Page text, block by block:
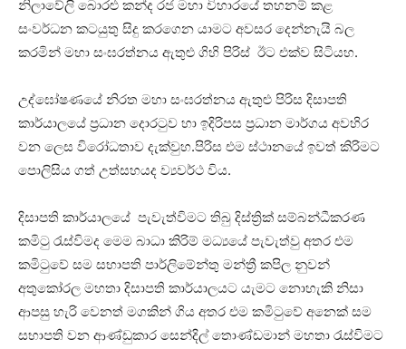
නිලාවේලි බොරළු කන්ද රජ මහා විහාරයේ තහනම් කළ
සංවර්ධන කටයුතු සිදු කරගෙන යාමට අවසර දෙන්නැයි බල
කරමින් මහා සංඝරත්නය ඇතුළු ගිහි පිරිස් ඊට එක්ව සිටියහ.
උද්ඝෝෂණයේ නිරත මහා සංඝරත්නය ඇතුළු පිරිස දිසාපති
කාර්යාලයේ ප්‍රධාන දොරටුව හා ඉදිරිපස ප්‍රධාන මාර්ගය අවහිර
වන ලෙස විරෝධතාව දැක්වුහ.පිරිස එම ස්ථානයේ ඉවත් කිරිමට
පොලිසිය ගත් උත්සහයද ව්‍යවර්ථ විය.
දිසාපති කාර්යාලයේ පැවැත්විමට තිබු දිස්ත්‍රික් සම්බන්ධීකරණ
කමිටු රැස්විමද මෙම බාධා කිරිම් මධ්‍යයේ පැවැත්වු අතර එම
කමිටුවේ සම සභාපති පාර්ලිමේන්තු මන්ත්‍රී කපිල නුවන්
අතුකෝරල මහතා දිසාපති කාර්යාලයට යැමට නොහැකි නිසා
ආපසු හැරි වෙනත් මගකින් ගිය අතර එම කමිටුවේ අනෙක් සම
සභාපති වන ආණ්ඩුකාර සෙන්දිල් තොණ්ඩමාන් මහතා රැස්විමට